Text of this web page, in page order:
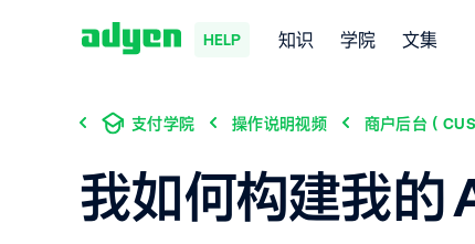
HELP 知识 学院 文集
支付学院 操作说明视频 商户后台（
我如何构建我的